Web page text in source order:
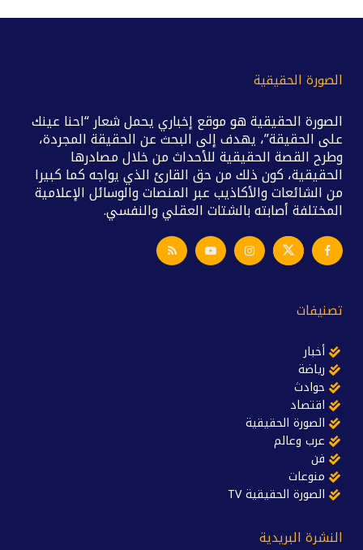
الصورة الحقيقية
الصورة الحقيقية هو موقع إخباري يحمل شعار “احنا عينك
على الحقيقة”، يهدف إلى البحث عن الحقيقة المجردة،
وطرح القصة الحقيقية للأحداث من خلال مصادرها
الحقيقية، كون ذلك من حق القارئ الذي يواجه كما كبيرا
من الشائعات والأكاذيب عبر المنصات والوسائل الإعلامية
المختلفة أصابته بالشتات العقلي والنفسي.
تصنيفات
أخبار
رياضة
حوادث
اقتصاد
الصورة الحقيقية
عرب وعالم
فن
منوعات
الصورة الحقيقية TV
النشرة البريدية